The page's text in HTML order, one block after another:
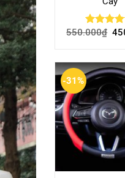
Rated
550.000₫
-31%